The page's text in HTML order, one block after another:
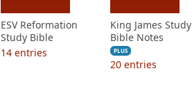
ESV Reformation
Study Bible
14 entries
King James Study
Bible Notes
PLUS
20 entries